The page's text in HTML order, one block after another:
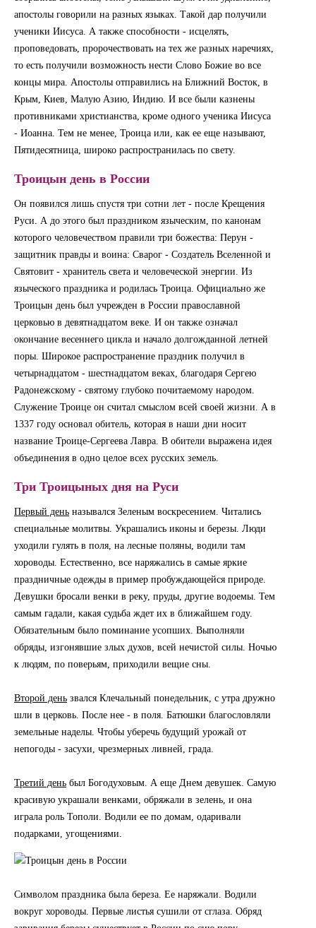
апостолы говорили на разных языках. Такой дар получили
ученики Иисуса. А также способности - исцелять,
проповедовать, пророчествовать на тех же разных наречиях,
то есть получили возможность нести Слово Божие во все
концы мира. Апостолы отправились на Ближний Восток, в
Крым, Киев, Малую Азию, Индию. И все были казнены
противниками христианства, кроме одного ученика Иисуса
- Иоанна. Тем не менее, Троица или, как ее еще называют,
Пятидесятница, широко распространилась по свету.
Троицын день в России
Он появился лишь спустя три сотни лет - после Крещения
Руси. А до этого был праздником языческим, по канонам
которого человечеством правили три божества: Перун -
защитник правды и воина: Сварог - Создатель Вселенной и
Святовит - хранитель света и человеческой энергии. Из
языческого праздника и родилась Троица. Официально же
Троицын день был учрежден в России православной
церковью в девятнадцатом веке. И он также означал
окончание весеннего цикла и начало долгожданной летней
поры. Широкое распространение праздник получил в
четырнадцатом - шестнадцатом веках, благодаря Сергею
Радонежскому - святому глубоко почитаемому народом.
Служение Троице он считал смыслом всей своей жизни. А в
1337 году основал обитель, которая в наши дни носит
название Троице-Сергеева Лавра. В обители выражена идея
объединения в одно целое всех русских земель.
Три Троицыных дня на Руси
Первый день назывался Зеленым воскресением. Читались
специальные молитвы. Украшались иконы и березы. Люди
уходили гулять в поля, на лесные поляны, водили там
хороводы. Естественно, все наряжались в самые яркие
праздничные одежды в пример пробуждающейся природе.
Девушки бросали венки в реку, пруды, другие водоемы. Тем
самым гадали, какая судьба ждет их в ближайшем году.
Обязательным было поминание усопших. Выполняли
обряды, изгонявшие злых духов, всей нечистой силы. Ночью
к людям, по поверьям, приходили вещие сны.
Второй день звался Клечальный понедельник, с утра дружно
шли в церковь. После нее - в поля. Батюшки благословляли
земельные наделы. Чтобы уберечь будущий урожай от
непогоды - засухи, чрезмерных ливней, града.
Третий день был Богодуховым. А еще Днем девушек. Самую
красивую украшали венками, обряжали в зелень, и она
играла роль Тополи. Водили ее по домам, одаривали
подарками, угощениями.
Символом праздника была береза. Ее наряжали. Водили
вокруг хороводы. Первые листья сушили от сглаза. Обряд